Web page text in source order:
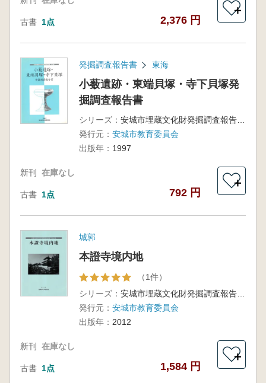
古書 1点 2,376 円
＋
発掘調査報告書 東海
小薮遺跡・東端貝塚・寺下貝塚発
掘調査報告書
シリーズ：
安城市埋蔵文化財発掘調査報告書第2集
発行元： 安城市教育委員会
出版年： 1997
新刊 在庫なし
古書 1点 792 円
＋
城郭
本證寺境内地
（1件）
シリーズ：
安城市埋蔵文化財発掘調査報告書 第29集
発行元： 安城市教育委員会
出版年： 2012
新刊 在庫なし
古書 1点 1,584 円
＋